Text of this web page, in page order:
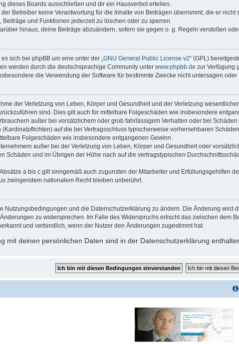
dieses Boards ausschließen und dir ein Hausverbot erteilen.
Betreiber keine Verantwortung für die Inhalte von Beiträgen übernimmt, die er
Beiträge und Funktionen jederzeit zu löschen oder zu sperren.
hinaus, deine Beiträge abzuändern, sofern sie gegen o. g. Regeln verstoßen
sich bei phpBB um eine unter der „ GNU General Public License v2“ (GPL)
werden durch die deutschsprachige Community unter www.phpbb.de zur Verfügung
die Verwendung der Software für bestimmte Zwecke nicht untersagen oder
der Verletzung von Leben, Körper und Gesundheit und der Verletzung
sind. Dies gilt auch für mittelbare Folgeschäden wie insbesondere
außer bei vorsätzlichem oder grob fahrlässigem Verhalten oder bei
auf die bei Vertragsschluss typischerweise vorhersehbaren
Folgeschäden wie insbesondere entgangenen Gewinn.
außer bei der Verletzung von Leben, Körper und Gesundheit oder
Schäden und im Übrigen der Höhe nach auf die vertragstypischen
a bis c gilt sinngemäß auch zugunsten der Mitarbeiter und Erfüllungsgehilfen
zwingendem nationalem Recht bleiben unberührt.
Nutzungsbedingungen und die Datenschutzerklärung zu ändern. Die Änderung wird
zu widersprechen. Im Falle des Widerspruchs erlischt das zwischen dem
und verbindlich, wenn der Nutzer den Änderungen zugestimmt hat.
mit deinen persönlichen Daten sind in der Datenschutzerklärung